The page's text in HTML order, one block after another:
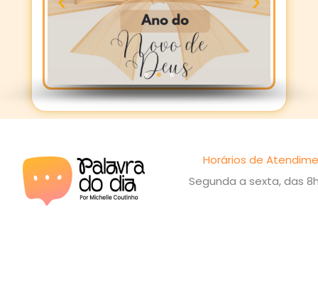
Horários de
Segunda a sexta, das